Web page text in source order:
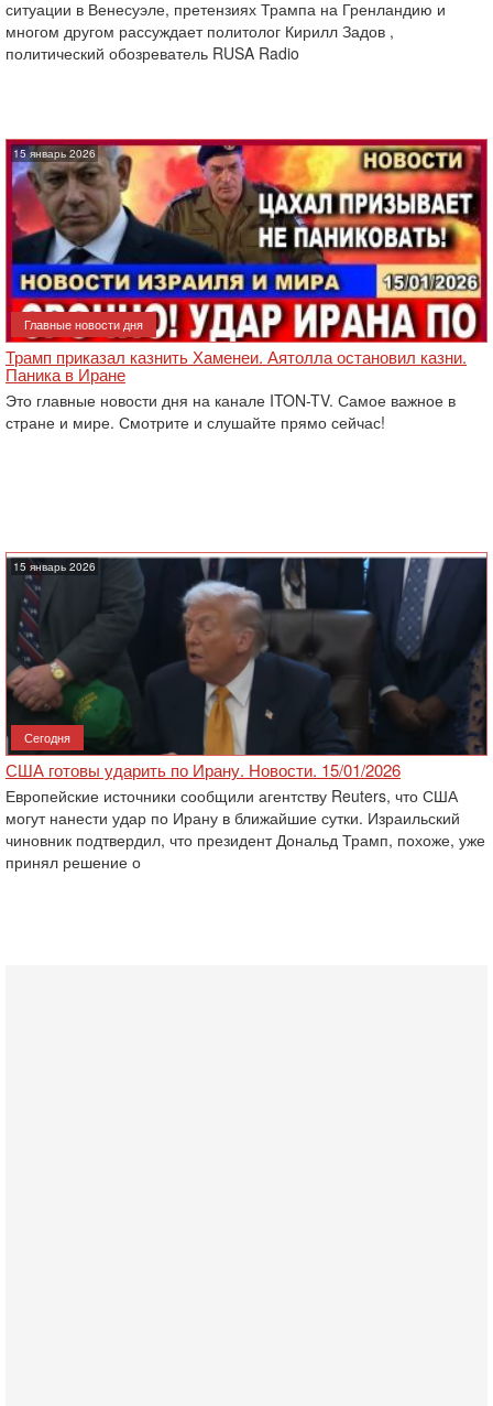
ситуации в Венесуэле, претензиях Трампа на Гренландию и
многом другом рассуждает политолог Кирилл Задов ,
политический обозреватель RUSA Radio
15 январь 2026
Главные новости дня
Трамп приказал казнить Хаменеи. Аятолла остановил казни.
Паника в Иране
Это главные новости дня на канале ITON-TV. Самое важное в
стране и мире. Смотрите и слушайте прямо сейчас!
15 январь 2026
Сегодня
США готовы ударить по Ирану. Новости. 15/01/2026
Европейские источники сообщили агентству Reuters, что США
могут нанести удар по Ирану в ближайшие сутки. Израильский
чиновник подтвердил, что президент Дональд Трамп, похоже, уже
принял решение о